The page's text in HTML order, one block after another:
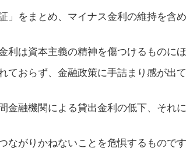
」をまとめ、マイナス金利の維持を含
は資本主義の精神を傷つけるものにほ
ておらず、金融政策に手詰まり感が出
融機関による貸出金利の低下、それ
がりかねないことを危惧するものです